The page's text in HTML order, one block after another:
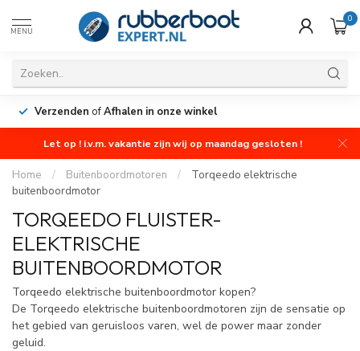
MENU
0
Verzenden ofAfhalen in onze winkel
Let op ! i.v.m. vakantie zijn wij op maandag gesloten !
Home / Buitenboordmotoren /
Torqeedo elektrische
buitenboordmotor
TORQEEDO FLUISTER-
ELEKTRISCHE
BUITENBOORDMOTOR
Torqeedo elektrische buitenboordmotor kopen?
De Torqeedo elektrische buitenboordmotoren zijn de sensatie op
het gebied van geruisloos varen, wel de power maar zonder
geluid.